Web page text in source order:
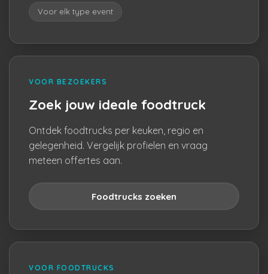
Voor elk type event
VOOR BEZOEKERS
Zoek jouw ideale foodtruck
Ontdek foodtrucks per keuken, regio en
gelegenheid. Vergelijk profielen en vraag
meteen offertes aan.
Foodtrucks zoeken
VOOR FOODTRUCKS